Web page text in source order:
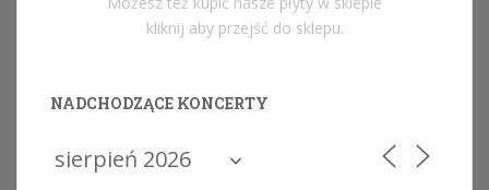
kliknij aby przejść do sklepu.
NADCHODZĄCE KONCERTY